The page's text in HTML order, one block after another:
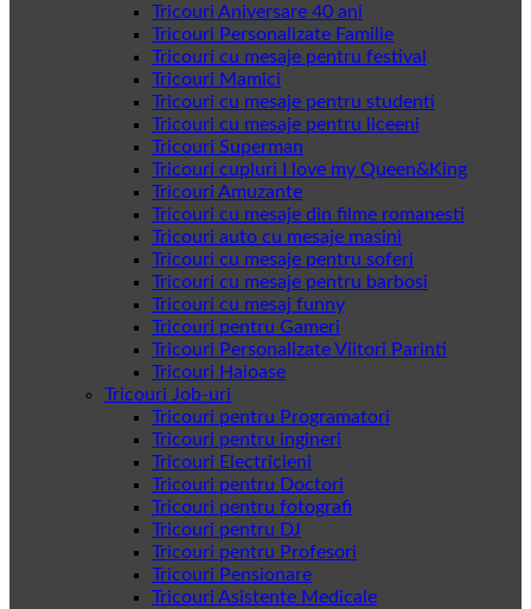
Tricouri Aniversare 40 ani
Tricouri Personalizate Familie
Tricouri cu mesaje pentru festival
Tricouri Mamici
Tricouri cu mesaje pentru studenti
Tricouri cu mesaje pentru liceeni
Tricouri Superman
Tricouri cupluri I love my Queen&King
Tricouri Amuzante
Tricouri cu mesaje din filme romanesti
Tricouri auto cu mesaje masini
Tricouri cu mesaje pentru soferi
Tricouri cu mesaje pentru barbosi
Tricouri cu mesaj funny
Tricouri pentru Gameri
Tricouri Personalizate Viitori Parinti
Tricouri Haioase
Tricouri Job-uri
Tricouri pentru Programatori
Tricouri pentru ingineri
Tricouri Electricieni
Tricouri pentru Doctori
Tricouri pentru fotografi
Tricouri pentru DJ
Tricouri pentru Profesori
Tricouri Pensionare
Tricouri Asistente Medicale